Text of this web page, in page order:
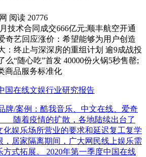
阅读 20776
技术合同成交666亿元;顺丰航空开通
奇艺回应涨价：希望能够为用户创造
：终止与深深房的重组计划 逾9成战投
么“随心吃”首发 40000份火锅5秒售罄;
商品服务标准化
国在线文娱行业研究报告
牌/案例：酷我音乐、中文在线、爱奇
随着疫情的扩散，各地陆续出台了
化娱乐场所营业的要求和延迟复工复学
，居家隔离期间，广大网民线上娱乐需
式拓展。 2020年第一季度中国在线